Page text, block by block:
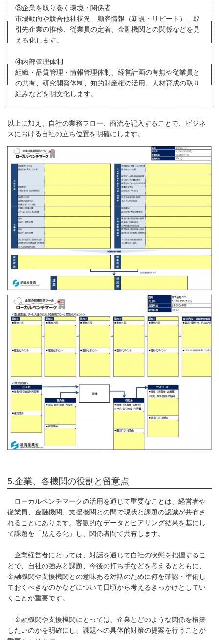
③企業を取り巻く環境・関係者
市場動向や競合他社状況、顧客情報（新規・リピート）、取
引先企業の推移、従業員の定着、金融機関との関係などを見
える化します。
④内部管理体制
組織・品質管理・情報管理体制、経営計画の有無や従業員と
の共有、研究開発体制、知的財産権の活用、人材育成の取り
組みなどを明文化します。
以上に加え、自社の業務フロー、商流を記入することで、ビジネ
スにおける自社の立ち位置を明確にします。
5.企業、各機関の役割と留意点
ローカルベンチマークの活用を通じて重要なことは、経営者や
従業員、金融機関、支援機関との間で現状と課題の認識が共有さ
れることにあります。客観的なデータとヒアリング結果を基にし
て課題を「見える化」し、関係者間で共有します。
企業経営者にとっては、対話を通じて自社の状態を把握するこ
とで、自社の強みと課題、今後の打ち手などを考えるとともに、
金融機関や支援機関との意味ある対話のために何を確認・準備し
ておくべきなのかなどについて日頃から考えるきっかけとしてい
くことが重要です。
金融機関や支援機関にとっては、企業とどのような関係を構築
したいのかを明確にし、課題への具体的対策の提案を行うことが